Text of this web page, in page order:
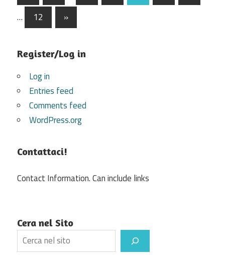
pagination
Posts
…
12
Next
Posts
»
Register/Log in
Log in
Entries feed
Comments feed
WordPress.org
Contattaci!
Contact Information. Can include links
Cera nel Sito
Search